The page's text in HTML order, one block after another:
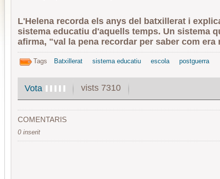
L'Helena recorda els anys del batxillerat i
sistema educatiu d'aquells temps. Un sistema
afirma, "val la pena recordar per saber com era
Tags Batxillerat sistema educatiu escola postguerra
Vota vists 7310
COMENTARIS
0 inserit